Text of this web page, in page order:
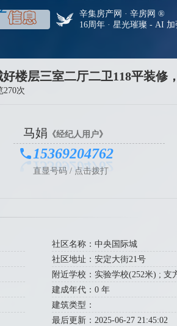
辛集房产网 · 辛房网 ®
16周年 · 星光璀璨 - AI
楼层三室二厅二卫118平装修
270次
马娟 《经纪人用户》
15369204762
直显号码 / 点击拨打
社区名称：中央国际城
社区地址：安定大街21号
附近学校：实验学校(252米) ; 支
建成年代：0 年
建筑类型：
最后更新：2025-06-27 21:45:02